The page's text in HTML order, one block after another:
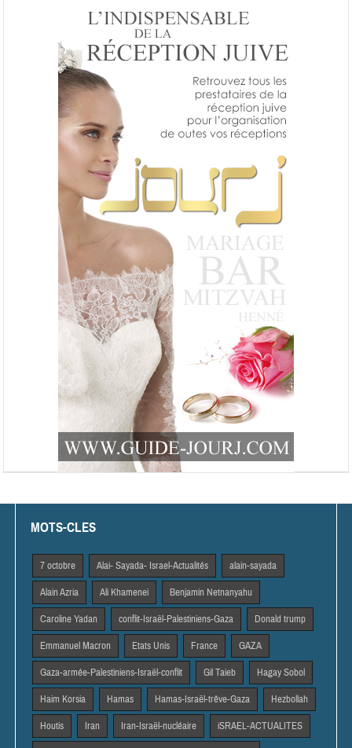
MOTS-CLES
7 octobre Alai- Sayada- Israel-Actualités alain-sayada
Alain Azria Ali Khamenei Benjamin Netnanyahu
Caroline Yadan conflit-Israël-Palestiniens-Gaza Donald trump
Emmanuel Macron Etats Unis France GAZA
Gaza-armée-Palestiniens-Israël-conflit Gil Taieb Hagay Sobol
Haim Korsia Hamas Hamas-Israël-trêve-Gaza Hezbollah
Houtis Iran Iran-Israël-nucléaire iSRAEL-ACTUALITES